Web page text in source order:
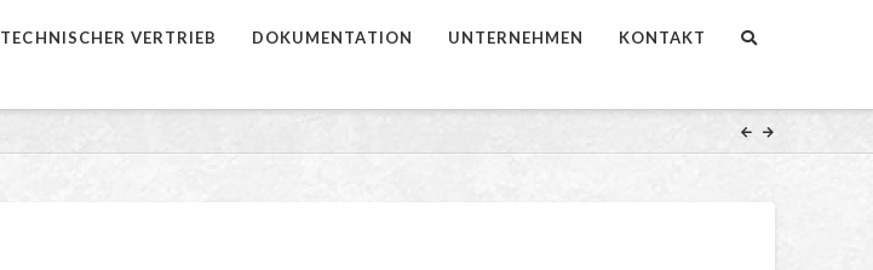
TECHNISCHER VERTRIEB DOKUMENTATION UNTERNEHMEN KONTAKT